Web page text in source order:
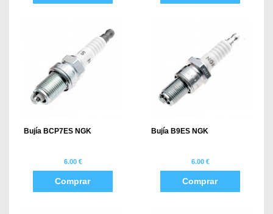
Bujía BCP7ES NGK
6.00 €
Comprar
Bujía B9ES NGK
6.00 €
Comprar